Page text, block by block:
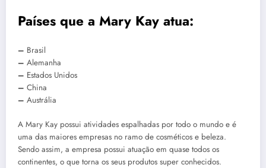
Países que a Mary Kay atua:
– Brasil
– Alemanha
– Estados Unidos
– China
– Austrália
A Mary Kay possui atividades espalhadas por todo o mundo e é
uma das maiores empresas no ramo de cosméticos e beleza.
Sendo assim, a empresa possui atuação em quase todos os
continentes, o que torna os seus produtos super conhecidos.